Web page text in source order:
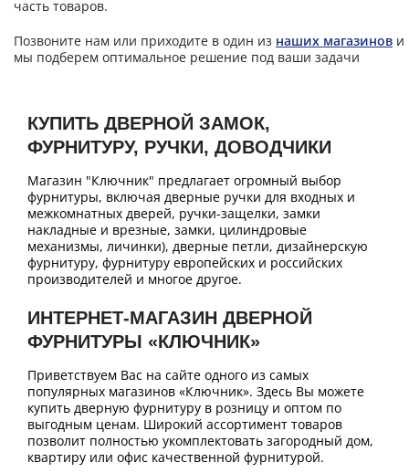
часть товаров.
Позвоните нам или приходите в один из наших магазинов и
мы подберем оптимальное решение под ваши задачи
КУПИТЬ ДВЕРНОЙ ЗАМОК,
ФУРНИТУРУ, РУЧКИ, ДОВОДЧИКИ
Магазин "Ключник" предлагает огромный выбор
фурнитуры, включая дверные ручки для входных и
межкомнатных дверей, ручки-защелки, замки
накладные и врезные, замки, цилиндровые
механизмы, личинки), дверные петли, дизайнерскую
фурнитуру, фурнитуру европейских и российских
производителей и многое другое.
ИНТЕРНЕТ-МАГАЗИН ДВЕРНОЙ
ФУРНИТУРЫ «КЛЮЧНИК»
Приветствуем Вас на сайте одного из самых
популярных магазинов «Ключник». Здесь Вы можете
купить дверную фурнитуру в розницу и оптом по
выгодным ценам. Широкий ассортимент товаров
позволит полностью укомплектовать загородный дом,
квартиру или офис качественной фурнитурой.